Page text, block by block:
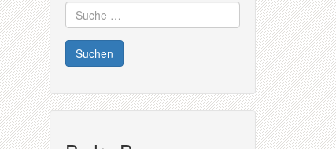
Suche
nach: